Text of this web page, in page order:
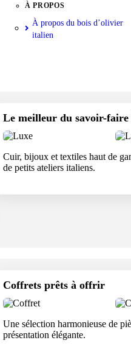
À PROPOS
À propos du bois d’olivier
italien
Le meilleur du savoir-
Cuir, bijoux et textiles haut de
de petits ateliers italiens.
Coffrets prêts à offrir
Une sélection harmonieuse de
présentation élégante.